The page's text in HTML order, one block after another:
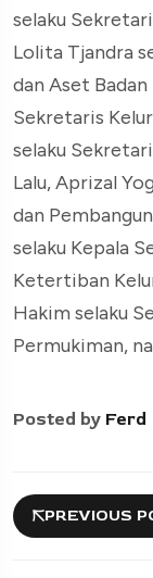
selaku
Lolita Tjandra
dan Aset Badan
Sekretaris
selaku
Lalu, Aprizal
dan
selaku Kepala
Ketertiban
Hakim selaku
Permukiman,
Posted by Ferd
PREVIOUS